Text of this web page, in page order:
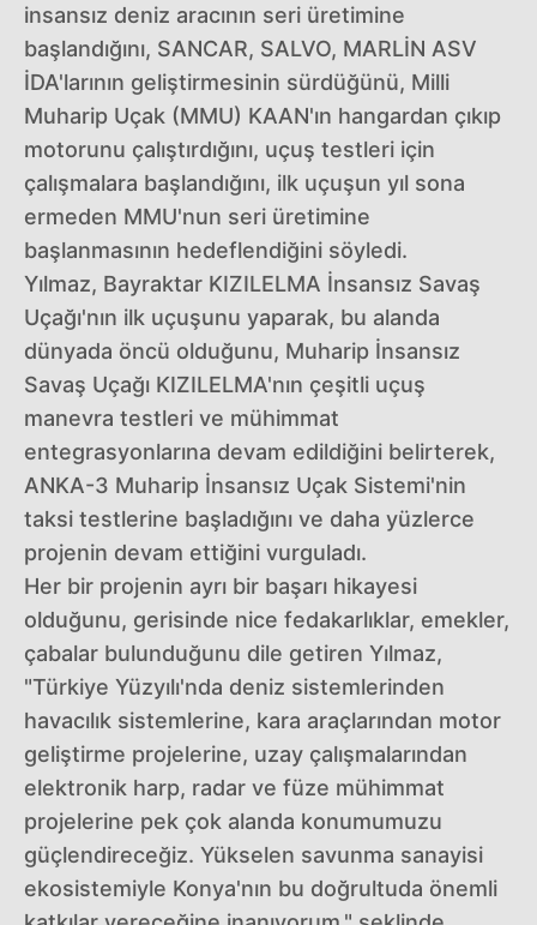
insansız deniz aracının seri üretimine
başlandığını, SANCAR, SALVO, MARLİN ASV
İDA'larının geliştirmesinin sürdüğünü, Milli
Muharip Uçak (MMU) KAAN'ın hangardan çıkıp
motorunu çalıştırdığını, uçuş testleri için
çalışmalara başlandığını, ilk uçuşun yıl sona
ermeden MMU'nun seri üretimine
başlanmasının hedeflendiğini söyledi.
Yılmaz, Bayraktar KIZILELMA İnsansız Savaş
Uçağı'nın ilk uçuşunu yaparak, bu alanda
dünyada öncü olduğunu, Muharip İnsansız
Savaş Uçağı KIZILELMA'nın çeşitli uçuş
manevra testleri ve mühimmat
entegrasyonlarına devam edildiğini belirterek,
ANKA-3 Muharip İnsansız Uçak Sistemi'nin
taksi testlerine başladığını ve daha yüzlerce
projenin devam ettiğini vurguladı.
Her bir projenin ayrı bir başarı hikayesi
olduğunu, gerisinde nice fedakarlıklar, emekler,
çabalar bulunduğunu dile getiren Yılmaz,
"Türkiye Yüzyılı'nda deniz sistemlerinden
havacılık sistemlerine, kara araçlarından motor
geliştirme projelerine, uzay çalışmalarından
elektronik harp, radar ve füze mühimmat
projelerine pek çok alanda konumumuzu
güçlendireceğiz. Yükselen savunma sanayisi
ekosistemiyle Konya'nın bu doğrultuda önemli